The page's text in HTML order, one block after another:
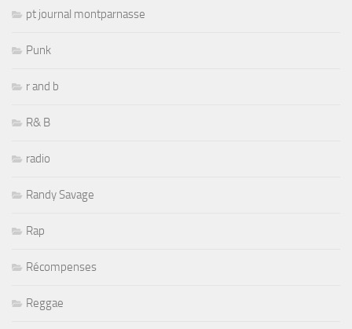
pt journal montparnasse
Punk
r and b
R& B
radio
Randy Savage
Rap
Récompenses
Reggae